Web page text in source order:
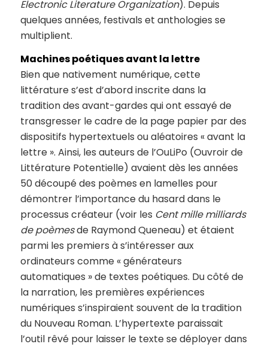
Electronic Literature Organization). Depuis
quelques années, festivals et anthologies se
multiplient.
Machines poétiques avant la lettre
Bien que nativement numérique, cette
littérature s’est d’abord inscrite dans la
tradition des avant-gardes qui ont essayé de
transgresser le cadre de la page papier par des
dispositifs hypertextuels ou aléatoires « avant la
lettre ». Ainsi, les auteurs de l’OuLiPo (Ouvroir de
Littérature Potentielle) avaient dès les années
50 découpé des poèmes en lamelles pour
démontrer l’importance du hasard dans le
processus créateur (voir les Cent mille milliards
de poèmesde Raymond Queneau) et étaient
parmi les premiers à s’intéresser aux
ordinateurs comme « générateurs
automatiques » de textes poétiques. Du côté de
la narration, les premières expériences
numériques s’inspiraient souvent de la tradition
du Nouveau Roman. L’hypertexte paraissait
l’outil rêvé pour laisser le texte se déployer dans